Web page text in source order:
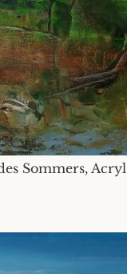
Sommers,